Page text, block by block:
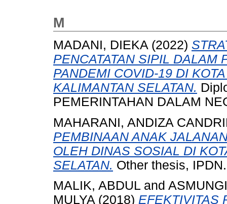
M
MADANI, DIEKA (2022)
PENCATATAN SIPIL DALAM
PANDEMI COVID-19 DI
KALIMANTAN SELATAN.
PEMERINTAHAN DALAM
MAHARANI, ANDIZA
PEMBINAAN ANAK
OLEH DINAS SOSIAL DI
SELATAN. Other thesis, IPDN.
MALIK, ABDUL and
MULYA (2018) EFEKTIVITAS